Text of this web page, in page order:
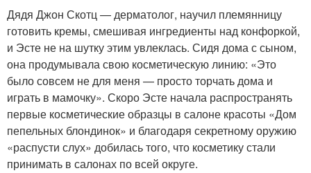
Дядя Джон Скотц — дерматолог, научил племянницу
готовить кремы, смешивая ингредиенты над конфоркой,
и Эсте не на шутку этим увлеклась. Сидя дома с сыном,
она продумывала свою косметическую линию: «Это
было совсем не для меня — просто торчать дома и
играть в мамочку». Скоро Эсте начала распространять
первые косметические образцы в салоне красоты «Дом
пепельных блондинок» и благодаря секретному оружию
«распусти слух» добилась того, что косметику стали
принимать в салонах по всей округе.